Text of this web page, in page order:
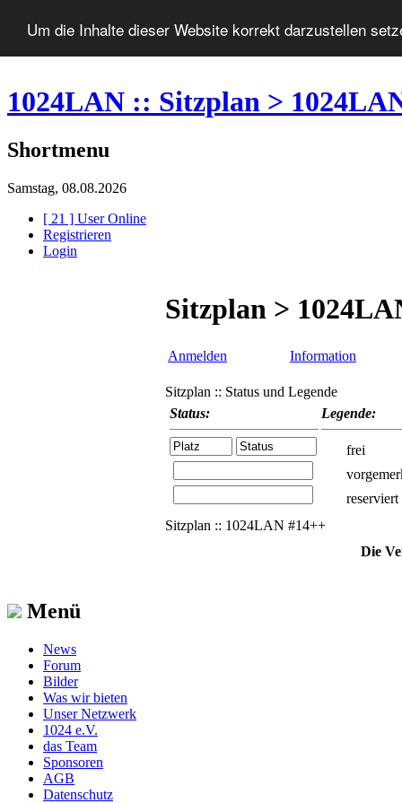
Um die Inhalte dieser Website korrekt darzustellen
1024LAN :: Sitzplan >
Shortmenu
Samstag, 08.08.2026
[ 21 ] User Online
Registrieren
Login
Menü
News
Forum
Bilder
Was wir bieten
Unser Netzwerk
1024 e.V.
das Team
Sponsoren
AGB
Datenschutz
Sitzplan >
Anmelden Information
Sitzplan :: Status und Legende
Status:
Legende:
frei
reserviert
Sitzplan :: 1024LAN #14++
Die